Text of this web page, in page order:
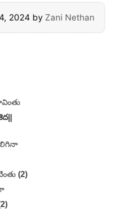
2024 by Zani Nethan
(2)